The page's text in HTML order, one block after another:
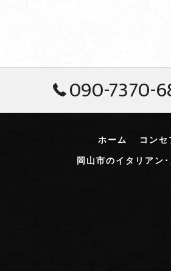
090-7370-
ホーム コンセ
岡山市のイタリアン